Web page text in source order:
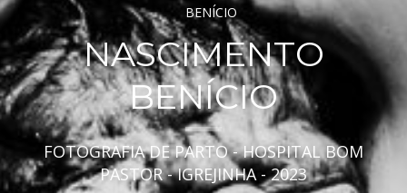
NASCIMENTO
BENÍCIO
FOTOGRAFIA DE PARTO - HOSPITAL BOM
PASTOR - IGREJINHA - 2023